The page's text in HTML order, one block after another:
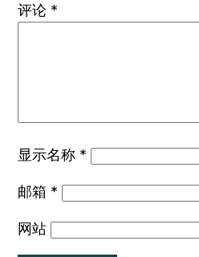
评论 *
显示名称 *
邮箱 *
网站